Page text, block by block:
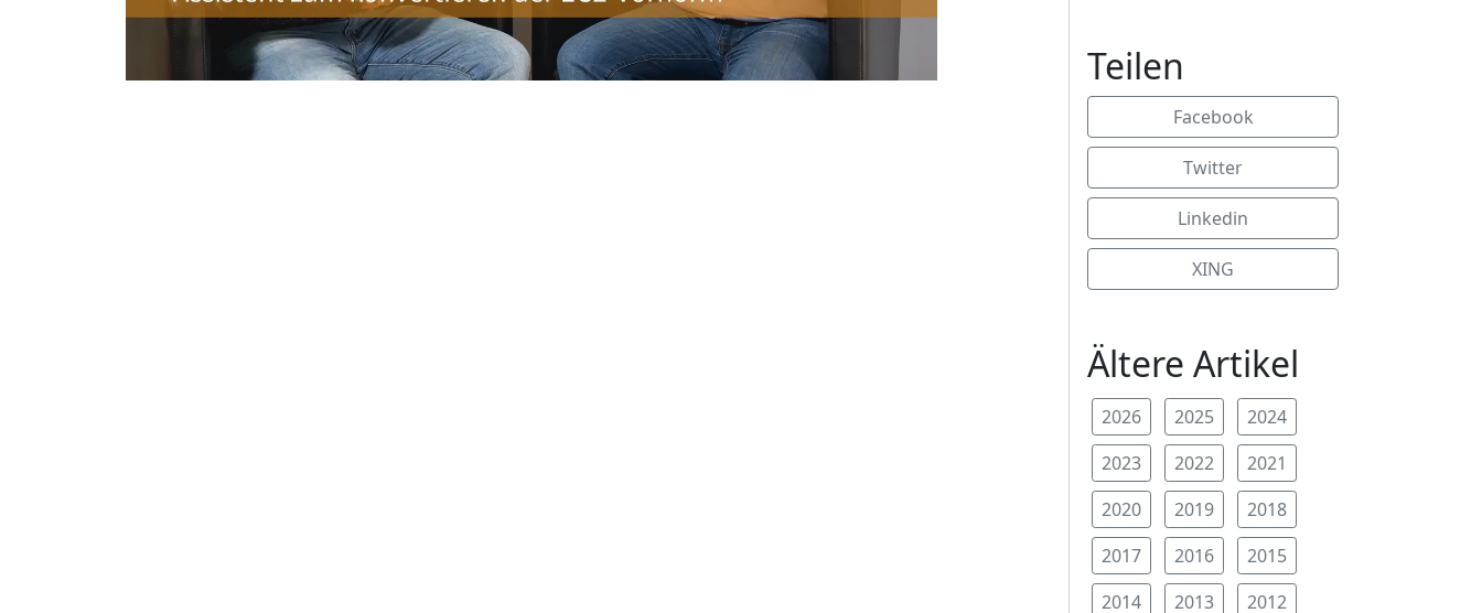
Teilen
Facebook
Twitter
Linkedin
XING
Ältere Artikel
2026 2025
2024
2023
2022
2021
2020
2019
2018
2017
2016
2015
2014
2013 2012